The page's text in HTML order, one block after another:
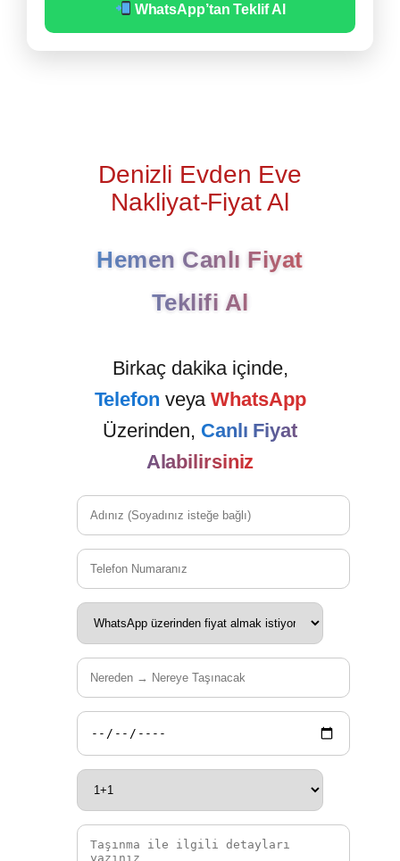
WhatsApp’tan Teklif Al
Denizli Evden Eve
Nakliyat-Fiyat Al
Hemen Canlı Fiyat
Teklifi Al
Birkaç dakika içinde,
Telefon veyaWhatsApp
Üzerinden, Canlı Fiyat
Alabilirsiniz